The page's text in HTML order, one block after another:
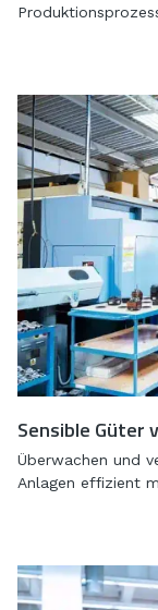
Sensible Güter
Überwachen und
Anlagen effizient